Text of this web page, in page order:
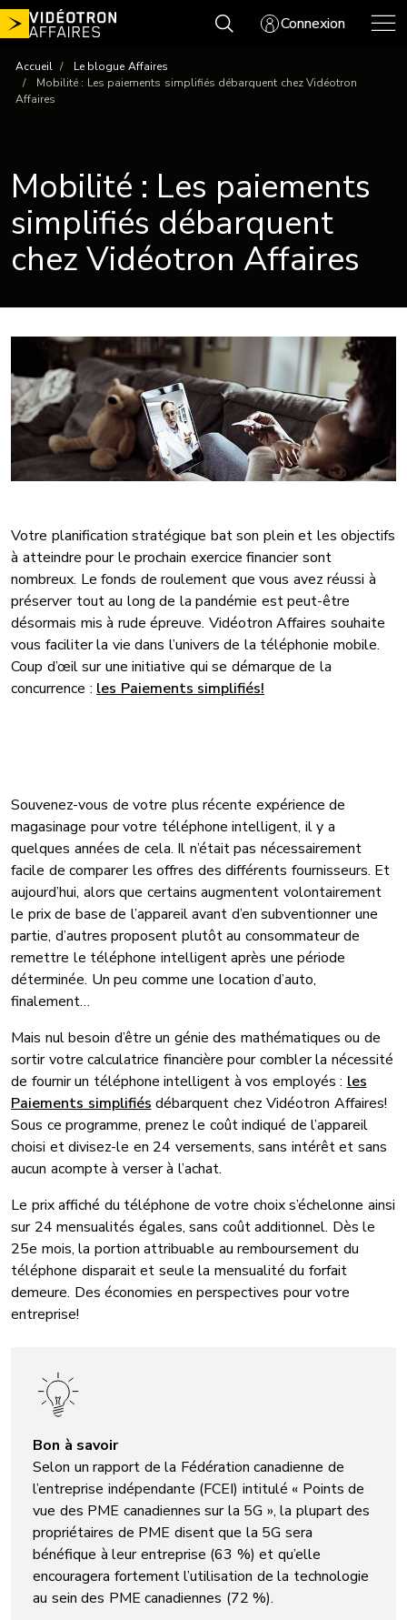
Aller
au
Connexion
Accueil
Le blogue Affaires
Mobilité : Les paiements simplifiés débarquent chez Vidéotron
Affaires
Mobilité : Les paiements
simplifiés débarquent
chez Vidéotron Affaires
Votre planification stratégique bat son plein et les objectifs
à atteindre pour le prochain exercice financier sont
nombreux. Le fonds de roulement que vous avez réussi à
préserver tout au long de la pandémie est peut-être
désormais mis à rude épreuve. Vidéotron Affaires souhaite
vous faciliter la vie dans l’univers de la téléphonie mobile.
Coup d’œil sur une initiative qui se démarque de la
concurrence : les Paiements simplifiés!
Souvenez-vous de votre plus récente expérience de
magasinage pour votre téléphone intelligent, il y a
quelques années de cela. Il n’était pas nécessairement
facile de comparer les offres des différents fournisseurs. Et
aujourd’hui, alors que certains augmentent volontairement
le prix de base de l’appareil avant d’en subventionner une
partie, d’autres proposent plutôt au consommateur de
remettre le téléphone intelligent après une période
déterminée. Un peu comme une location d’auto,
finalement…
Mais nul besoin d’être un génie des mathématiques ou de
sortir votre calculatrice financière pour combler la nécessité
de fournir un téléphone intelligent à vos employés : les
Paiements simplifiés débarquent chez Vidéotron Affaires!
Sous ce programme, prenez le coût indiqué de l’appareil
choisi et divisez-le en 24 versements, sans intérêt et sans
aucun acompte à verser à l’achat.
Le prix affiché du téléphone de votre choix s’échelonne ainsi
sur 24 mensualités égales, sans coût additionnel. Dès le
25e mois, la portion attribuable au remboursement du
téléphone disparait et seule la mensualité du forfait
demeure. Des économies en perspectives pour votre
entreprise!
Bon à savoir
Selon un rapport de la Fédération canadienne de
l’entreprise indépendante (FCEI) intitulé « Points de
vue des PME canadiennes sur la 5G », la plupart des
propriétaires de PME disent que la 5G sera
bénéfique à leur entreprise (63 %) et qu’elle
encouragera fortement l’utilisation de la technologie
au sein des PME canadiennes (72 %).